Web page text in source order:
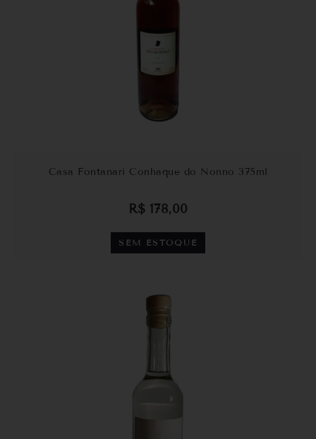
Casa Fontanari Conhaque do Nonno 375ml
R$ 178,00
SEM ESTOQUE